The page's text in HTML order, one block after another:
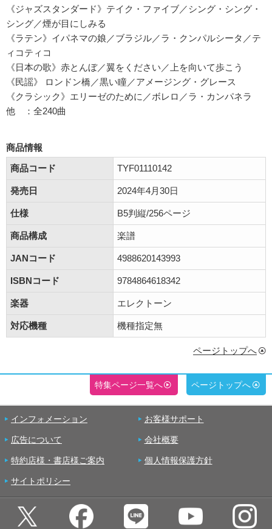
《ジャズスタンダード》テイク・ファイブ／シング・シング・
シング／煙が目にしみる
《ラテン》イパネマの娘／ブラジル／ラ・クンパルシータ／テ
ィコティコ
《日本の歌》赤とんぼ／翼をください／上を向いて歩こう
《民謡》 ロンドン橋／黒い瞳／アメージング・グレース
《クラシック》エリーゼのために／ボレロ／ラ・カンパネラ
他 ：全240曲
商品情報
商品コード
TYF01110142
発売日 2024年4月30日
仕様 B5判縦/256ページ
商品構成 楽譜
JANコード 4988620143993
ISBNコード 9784864618342
楽器 エレクトーン
対応機種 機種指定無
ページトップへ
特集ページ一覧へ ページトップへ
インフォメーション お客様サポート
広告について 会社概要
特約店様・書店様ご案内 個人情報保護方針
サイトポリシー